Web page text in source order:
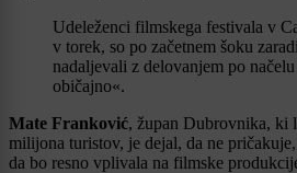
Udeleženci filmskega festivala v
v torek, so po začetnem šoku
nadaljevali z delovanjem po
običajno«.
Mate Franković, župan Dubrovnika, ki
milijona turistov, je dejal, da ne
da bo resno vplivala na filmske